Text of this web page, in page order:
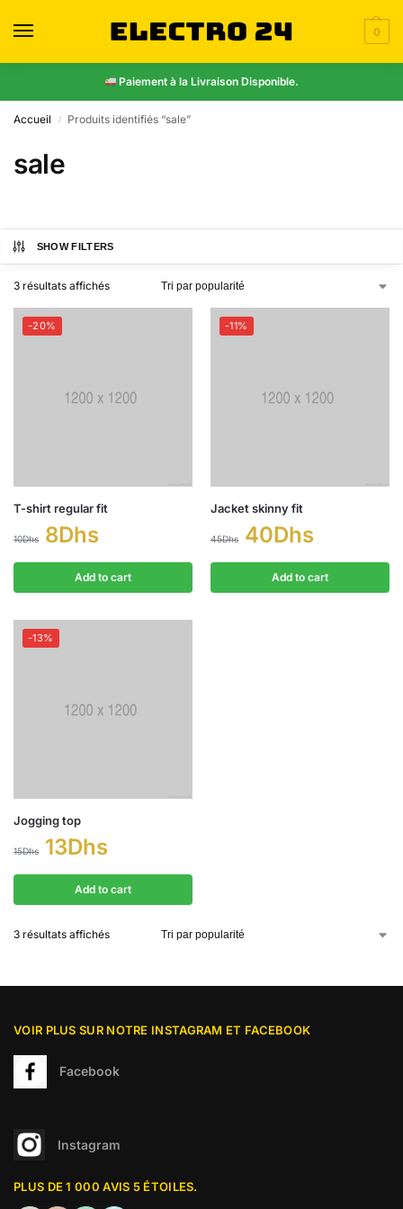
0
Paiement à la Livraison Disponible.
Accueil / Produits identifiés “sale”
sale
SHOW FILTERS
3 résultats affichés
-20%
T-shirt regular fit
10Dhs 8Dhs
Add to cart
-11%
Jacket skinny fit
45Dhs 40Dhs
Add to cart
-13%
Jogging top
15Dhs 13Dhs
Add to cart
3 résultats affichés
VOIR PLUS SUR NOTRE INSTAGRAM ET FACEBOOK
Facebook
Instagram
PLUS DE 1 000 AVIS 5 ÉTOILES.